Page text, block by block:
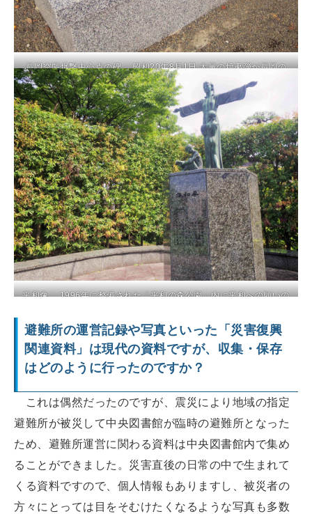
長岡空襲爆撃中心点の碑 昭和20年8月1日 大量の焼夷弾が長岡の
市街地を襲った 互尊文庫に隣接する明治公園がその中心点だった
平和像 1996年に整備された「平和の森公園」内に平和への願いの
避難所の運営記録や写真といった「災害復興
関連資料」は現代の資料ですが、収集・保存
はどのように行ったのですか？
これは偶然だったのですが、震災により地域の指定
避難所が被災して中央図書館が臨時の避難所となった
ため、避難所運営に関わる資料は中央図書館内で集め
ることができました。災害直後の日常の中で生まれて
くる資料ですので、個人情報もありますし、被災者の
方々にとっては目をそむけたくなるような写真も多数